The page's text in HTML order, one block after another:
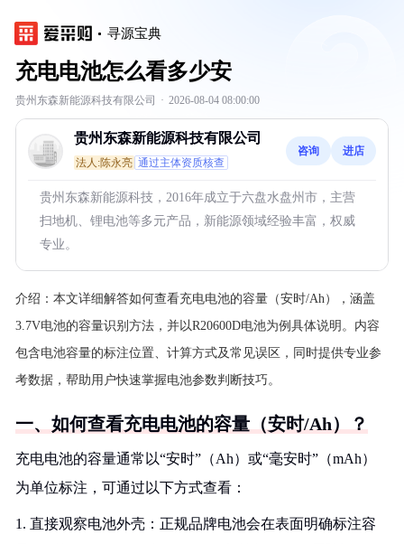
寻源宝典
充电电池怎么看多少安
贵州东森新能源科技有限公司 · 2026-08-04 08:00:00
贵州东森新能源科技有限公司
法人:陈永亮 通过主体资质核查
咨询 进店
贵州东森新能源科技，2016年成立于六盘水盘州市，主营
扫地机、锂电池等多元产品，新能源领域经验丰富，权威
专业。
介绍： 本文详细解答如何查看充电电池的容量（安时/Ah），涵盖
3.7V电池的容量识别方法，并以R20600D电池为例具体说明。内容
包含电池容量的标注位置、计算方式及常见误区，同时提供专业参
考数据，帮助用户快速掌握电池参数判断技巧。
一、如何查看充电电池的容量（安时/Ah）？
充电电池的容量通常以“安时”（Ah）或“毫安时”（mAh）
为单位标注，可通过以下方式查看：
1. 直接观察电池外壳：正规品牌电池会在表面明确标注容